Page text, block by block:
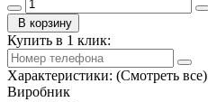
В корзину
Купить в 1 клик:
Характеристики: (Смотреть все)
Виробник